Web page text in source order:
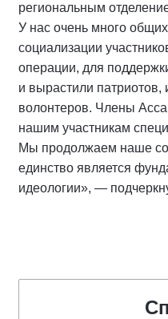
региональным
У нас очень много
социализации
операции, для
и вырастили
волонтеров. Члены
нашим участникам
Мы продолжаем наше
единство является
идеологии», —